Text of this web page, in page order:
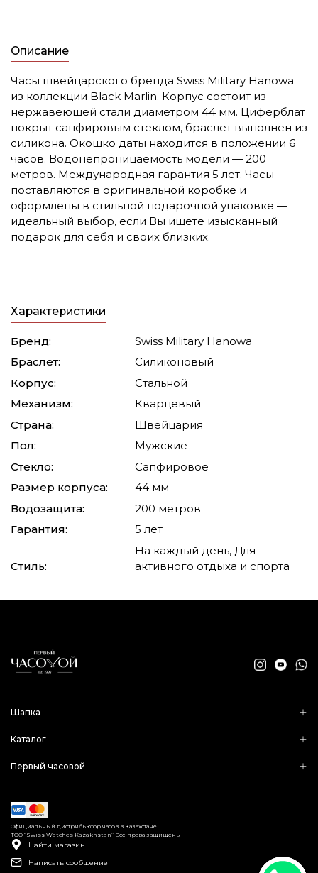
Описание
Часы швейцарского бренда Swiss Military Hanowa
из коллекции Black Marlin. Корпус состоит из
нержавеющей стали диаметром 44 мм. Циферблат
покрыт сапфировым стеклом, браслет выполнен из
силикона. Окошко даты находится в положении 6
часов. Водонепроницаемость модели — 200
метров. Международная гарантия 5 лет. Часы
поставляются в оригинальной коробке и
оформлены в стильной подарочной упаковке —
идеальный выбор, если Вы ищете изысканный
подарок для себя и своих близких.
Характеристики
Бренд:
Swiss Military Hanowa
Браслет:
Силиконовый
Корпус:
Стальной
Механизм:
Кварцевый
Страна:
Швейцария
Пол:
Мужские
Стекло:
Сапфировое
Размер корпуса:
44 мм
Водозащита:
200 метров
Гарантия:
5 лет
Стиль:
На каждый день, Для
активного отдыха и спорта
Шапка
Каталог
Первый часовой
Найти магазин
Написать сообщение
ТОО “Swiss Watches Kazakhstan” Все права защищены
Официальный дистрибьютор часов в Казахстане